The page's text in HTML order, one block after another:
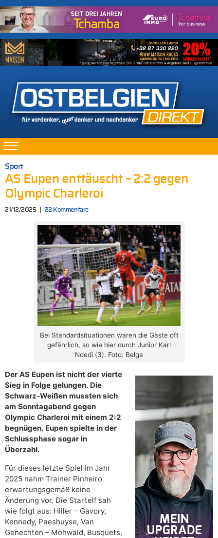
Sport
AS Eupen enttäuscht – 2:2 gegen
Olympic Charleroi
21/12/2025 22 Kommentare
Bei Standardsituationen waren die Gäste oft
gefährlich, so wie hier durch Junior Karl
Ndedi (3). Foto: Belga
Der AS Eupen ist nicht der vierte
Sieg in Folge gelungen. Die
Schwarz-Weißen mussten sich
am Sonntagabend gegen
Olympic Charleroi mit einem 2:2
begnügen. Eupen spielte in der
Schlussphase sogar in
Überzahl.
Für dieses letzte Spiel im Jahr
2025 nahm Trainer Pinheiro
erwartungsgemäß keine
Änderung vor. Die Startelf sah
wie folgt aus: Hiller – Gavory,
Kennedy, Paeshuyse, Van
Genechten – Möhwald, Busquets,